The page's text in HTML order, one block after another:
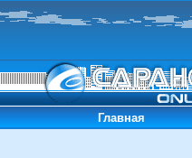
Главная